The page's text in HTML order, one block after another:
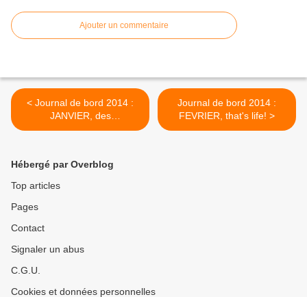
Ajouter un commentaire
< Journal de bord 2014 :
JANVIER, des
changements
Journal de bord 2014 :
FEVRIER, that's life! >
Hébergé par Overblog
Top articles
Pages
Contact
Signaler un abus
C.G.U.
Cookies et données personnelles